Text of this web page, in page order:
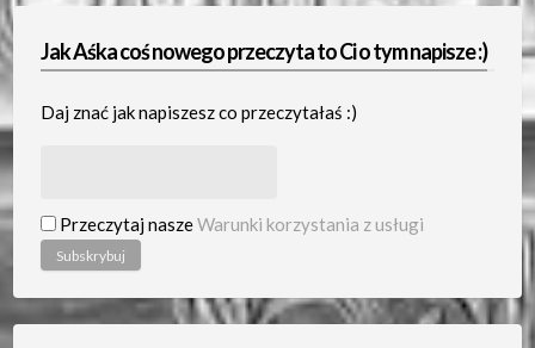
Jak Aśka coś nowego przeczyta to Ci o tym napisze :)
Daj znać jak napiszesz co przeczytałaś :)
Przeczytaj naszeWarunki korzystania z usługi